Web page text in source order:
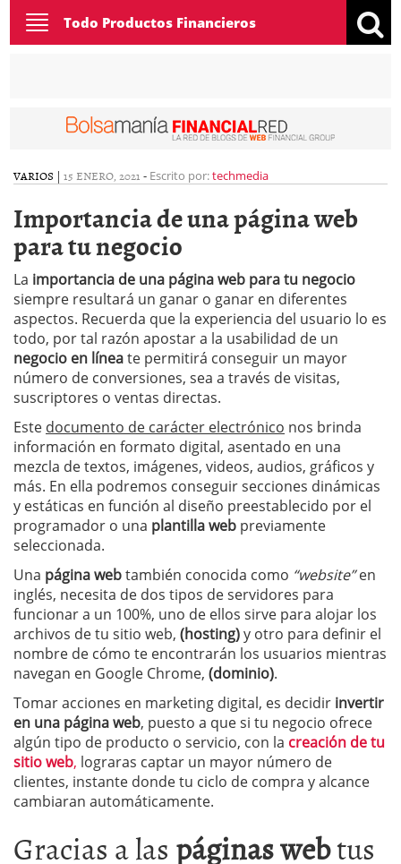
Toggle
navigation
Todo Productos Financieros
VARIOS | 15 ENERO, 2021 - Escrito por:techmedia
Importancia de una página web
para tu negocio
La importancia de una página web para tu negocio
siempre resultará un ganar o ganar en diferentes
aspectos. Recuerda que la experiencia del usuario lo es
todo, por tal razón apostar a la usabilidad de un
negocio en líneate permitirá conseguir un mayor
número de conversiones, sea a través de visitas,
suscriptores o ventas directas.
Este documento de carácter electrónico nos brinda
información en formato digital, asentado en una
mezcla de textos, imágenes, videos, audios, gráficos y
más. En ella podremos conseguir secciones dinámicas
y estáticas en función al diseño preestablecido por el
programador o una plantilla web previamente
seleccionada.
Una página webtambién conocida como “website”en
inglés, necesita de dos tipos de servidores para
funcionar a un 100%, uno de ellos sirve para alojar los
archivos de tu sitio web, (hosting)y otro para definir el
nombre de cómo te encontrarán los usuarios mientras
navegan en Google Chrome, (dominio).
Tomar acciones en marketing digital, es decidir invertir
en una página web, puesto a que si tu negocio ofrece
algún tipo de producto o servicio, con la creación de tu
sitio web, lograras captar un mayor número de
clientes, instante donde tu ciclo de compra y alcance
cambiaran automáticamente.
Gracias a laspáginas webtus